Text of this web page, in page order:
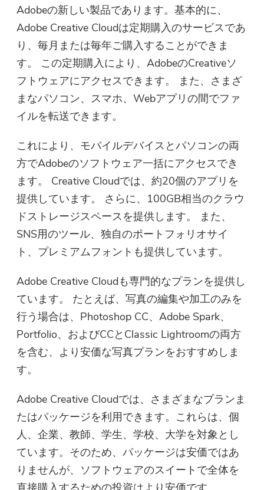
Adobeの新しい製品であります。基本的に、
Adobe Creative Cloudは定期購入のサービスであ
り、毎月または毎年ご購入することができま
す。 この定期購入により、AdobeのCreativeソ
フトウェアにアクセスできます。 また、さまざ
まなパソコン、スマホ、Webアプリの間でファ
イルを転送できます。
これにより、モバイルデバイスとパソコンの両
方でAdobeのソフトウェア一括にアクセスでき
ます。 Creative Cloudでは、約20個のアプリを
提供しています。 さらに、100GB相当のクラウ
ドストレージスペースを提供します。 また、
SNS用のツール、独自のポートフォリオサイ
ト、プレミアムフォントも提供しています。
Adobe Creative Cloudも専門的なプランを提供し
ています。 たとえば、写真の編集や加工のみを
行う場合は、Photoshop CC、Adobe Spark、
Portfolio、およびCCとClassic Lightroomの両方
を含む、より安価な写真プランをおすすめしま
す。
Adobe Creative Cloudでは、さまざまなプランま
たはパッケージを利用できます。これらは、個
人、企業、教師、学生、学校、大学を対象とし
ています。そのため、パッケージは安価ではあ
りませんが、ソフトウェアのスイートで全体を